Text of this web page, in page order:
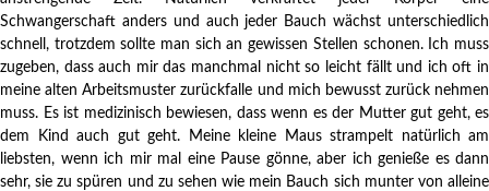
Schwangerschaft anders und auch jeder Bauch wächst unterschiedlich
schnell, trotzdem sollte man sich an gewissen Stellen schonen. Ich muss
zugeben, dass auch mir das manchmal nicht so leicht fällt und ich oft in
meine alten Arbeitsmuster zurückfalle und mich bewusst zurück nehmen
muss. Es ist medizinisch bewiesen, dass wenn es der Mutter gut geht, es
dem Kind auch gut geht. Meine kleine Maus strampelt natürlich am
liebsten, wenn ich mir mal eine Pause gönne, aber ich genieße es dann
sehr, sie zu spüren und zu sehen wie mein Bauch sich munter von alleine